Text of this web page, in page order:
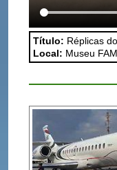
Título: Réplicas
Local: Museu